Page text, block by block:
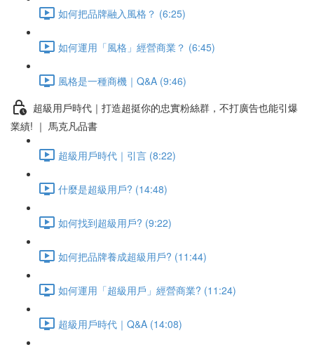
如何把品牌融入風格？ (6:25)
如何運用「風格」經營商業？ (6:45)
風格是一種商機｜Q&A (9:46)
超級用戶時代｜打造超挺你的忠實粉絲群，不打廣告也能引爆
業績! ｜ 馬克凡品書
超級用戶時代｜引言 (8:22)
什麼是超級用戶? (14:48)
如何找到超級用戶? (9:22)
如何把品牌養成超級用戶? (11:44)
如何運用「超級用戶」經營商業? (11:24)
超級用戶時代｜Q&A (14:08)